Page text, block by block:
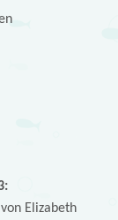
Elizabeth